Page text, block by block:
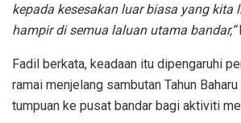
kepada kesesakan luar biasa yang kita
hampir di semua laluan utama bandar,”
Fadil berkata, keadaan itu dipengaruhi
ramai menjelang sambutan Tahun
tumpuan ke pusat bandar bagi aktiviti